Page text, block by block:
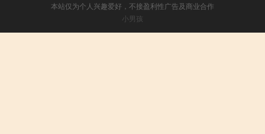
本站仅为个人兴趣爱好，不接盈利性广告及商业合作
小男孩